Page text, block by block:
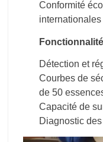
Conformité
internationales
Détection et
Courbes de
de 50
Capacité de
Diagnostic